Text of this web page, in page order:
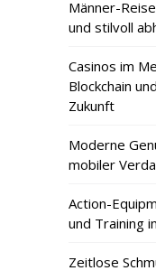
Männer-
und stilvoll
Casinos im
Blockchain
Zukunft
Moderne
mobiler
Action-
und Training
Zeitlose